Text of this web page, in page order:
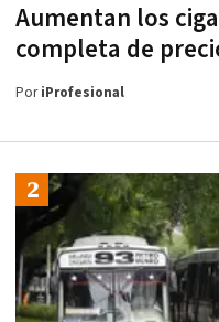
Aumentan los
completa de
PoriProfesional